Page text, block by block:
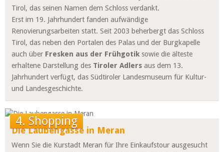
Tirol, das seinen Namen dem Schloss verdankt.
Erst im 19. Jahrhundert fanden aufwändige
Renovierungsarbeiten statt. Seit 2003 beherbergt das Schloss
Tirol, das neben den Portalen des Palas und der Burgkapelle
auch über Fresken aus der Frühgotik sowie die älteste
erhaltene Darstellung des Tiroler Adlers aus dem 13.
Jahrhundert verfügt, das Südtiroler Landesmuseum für Kultur-
und Landesgeschichte.
4. Shopping
Die Laubengasse in Meran
Wenn Sie die Kurstadt Meran für Ihre Einkaufstour ausgesucht